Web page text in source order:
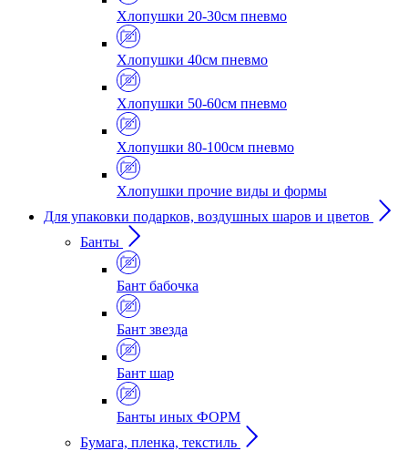
Хлопушки 20-30см пневмо
Хлопушки 40см пневмо
Хлопушки 50-60см пневмо
Хлопушки 80-100см пневмо
Хлопушки прочие виды и формы
Для упаковки подарков, воздушных шаров и цветов
Банты
Бант бабочка
Бант звезда
Бант шар
Банты иных ФОРМ
Бумага, пленка, текстиль